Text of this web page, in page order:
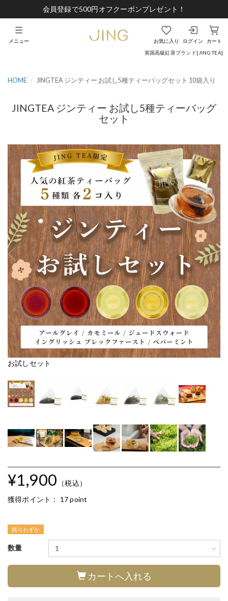
会員登録で500円オフクーポンプレゼント！
英国高級紅茶ブランド[JING TEA]
お気に入り ログイン カート
メニュー
HOME JINGTEA ジンティー お試し5種ティーバッグセット 10袋入り
JINGTEA ジンティー お試し5種ティーバッグ
セット
お試しセット
¥1,900 （税込）
獲得ポイント： 17 point
残りわずか
数量
カートへ入れる